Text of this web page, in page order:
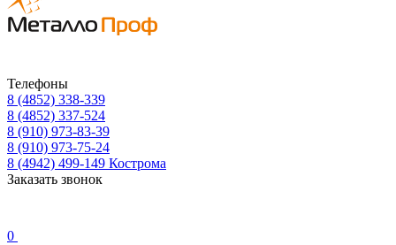
Телефоны
8 (4852) 338-339
8 (4852) 337-524
8 (910) 973-83-39
8 (910) 973-75-24
8 (4942) 499-149 Кострома
Заказать звонок
0